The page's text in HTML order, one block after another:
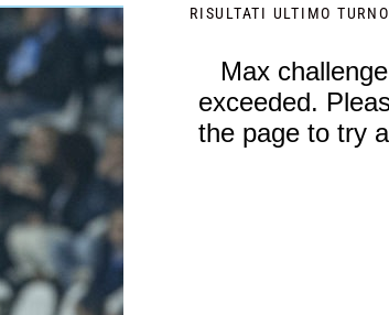
RISULTATI ULTIMO TURNO